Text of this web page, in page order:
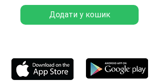
Додати у кошик